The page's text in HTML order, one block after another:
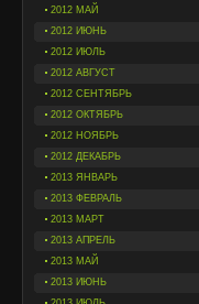
2012 МАЙ
2012 ИЮНЬ
2012 ИЮЛЬ
2012 АВГУСТ
2012 СЕНТЯБРЬ
2012 ОКТЯБРЬ
2012 НОЯБРЬ
2012 ДЕКАБРЬ
2013 ЯНВАРЬ
2013 ФЕВРАЛЬ
2013 МАРТ
2013 АПРЕЛЬ
2013 МАЙ
2013 ИЮНЬ